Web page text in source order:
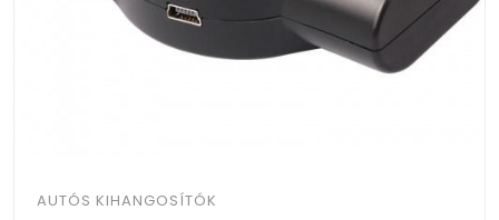
AUTÓS KIHANGOSÍTÓK